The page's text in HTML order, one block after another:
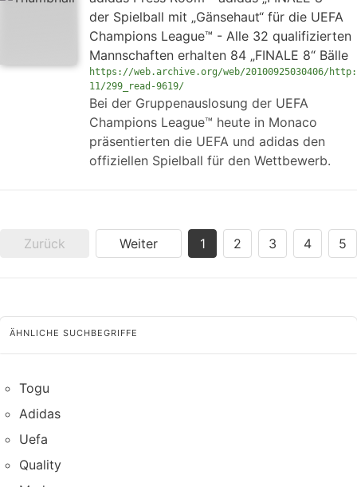
der Spielball mit „Gänsehaut“ für die UEFA
Champions League™ - Alle 32 qualifizierten
Mannschaften erhalten 84 „FINALE 8“ Bälle
https://web.archive.org/web/20100925030406/
11/299_read-9619/
Bei der Gruppenauslosung der UEFA
Champions League™ heute in Monaco
präsentierten die UEFA und adidas den
offiziellen Spielball für den Wettbewerb.
Zurück Weiter 1 2 3 4 5
ÄHNLICHE SUCHBEGRIFFE
Togu
Adidas
Uefa
Quality